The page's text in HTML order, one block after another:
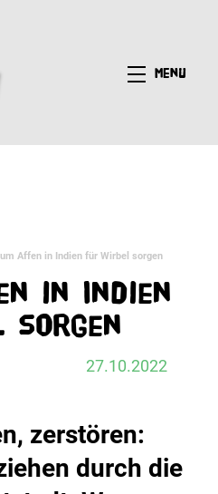
Menü
Affen in Indien für Wirbel sorgen
in Indien
27.10.2022
zerstören:
durch die